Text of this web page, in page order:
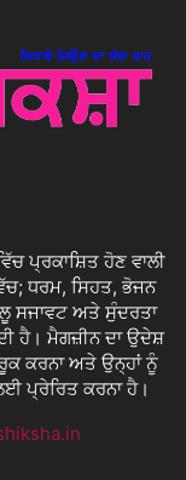
ਪ੍ਰਕਾਸ਼ਿਤ ਹੋਣ ਵਾਲੀ
ਧਰਮ, ਸਿਹਤ, ਭੋਜਨ
ਸਜਾਵਟ ਅਤੇ ਸੁੰਦਰਤਾ
ਹੈ। ਮੈਗਜ਼ੀਨ ਦਾ ਉਦੇਸ਼
ਕਰਨਾ ਅਤੇ ਉਨ੍ਹਾਂ ਨੂੰ
ਪ੍ਰੇਰਿਤ ਕਰਨਾ ਹੈ।